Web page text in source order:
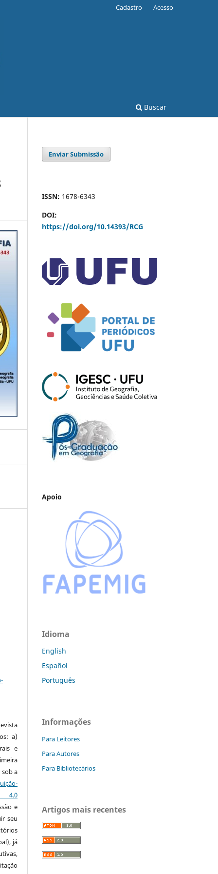
Buscar
Cadastro Acesso
a)
e
a
4.0
e
seu
já
Enviar Submissão
ISSN: 1678-6343
DOI:
https://doi.org/10.14393/RCG
Apoio
Idioma
English
Español
Português
Informações
Para Leitores
Para Autores
Para Bibliotecários
Artigos mais recentes